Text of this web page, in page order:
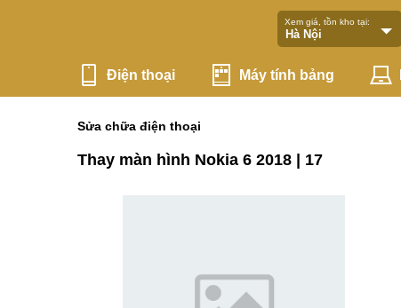
Xem giá, tồn kho tại:
Điện thoại Máy tính bảng
Sửa chữa điện thoại
Thay màn hình Nokia 6 2018 | 17